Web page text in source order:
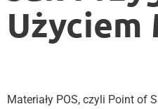
Użyciem
Materiały POS, czyli Point of